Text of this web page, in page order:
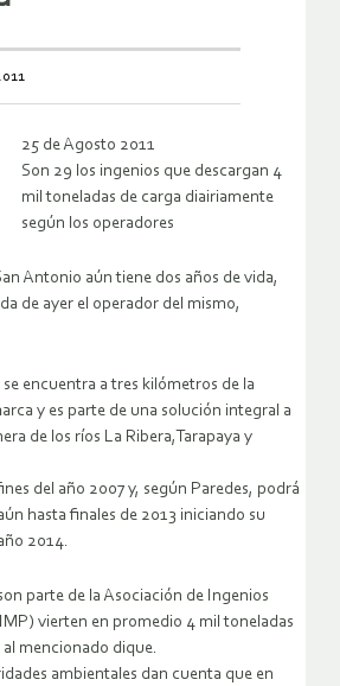
25 de Agosto 2011
Son 29 los ingenios que descargan 4
mil toneladas de carga diairiamente
según los operadores
Antonio aún tiene dos años de vida,
de ayer el operador del mismo,
encuentra a tres kilómetros de la
y es parte de una solución integral a
de los ríos La Ribera,Tarapaya y
del año 2007 y, según Paredes, podrá
hasta finales de 2013 iniciando su
2014.
parte de la Asociación de Ingenios
vierten en promedio 4 mil toneladas
mencionado dique.
ambientales dan cuenta que en